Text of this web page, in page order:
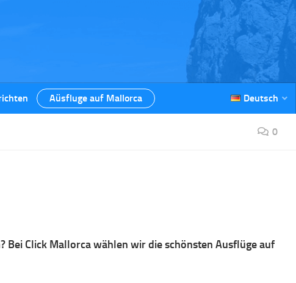
Aüsfluge auf Mallorca Deutsch
0
Bei Click Mallorca wählen wir die schönsten Ausflüge auf